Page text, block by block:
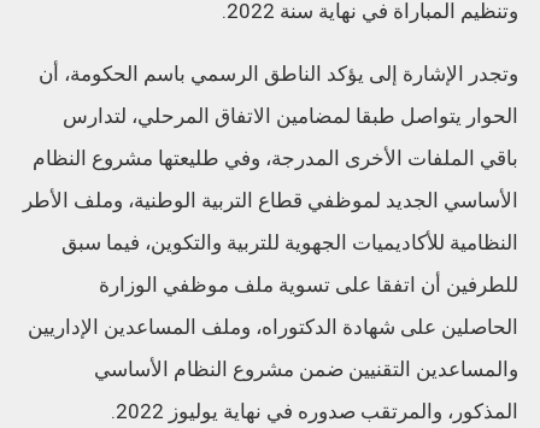
وتنظيم المباراة في نهاية سنة 2022.
وتجدر الإشارة إلى يؤكد الناطق الرسمي باسم الحكومة، أن
الحوار يتواصل طبقا لمضامين الاتفاق المرحلي، لتدارس
باقي الملفات الأخرى المدرجة، وفي طليعتها مشروع النظام
الأساسي الجديد لموظفي قطاع التربية الوطنية، وملف الأطر
النظامية للأكاديميات الجهوية للتربية والتكوين، فيما سبق
للطرفين أن اتفقا على تسوية ملف موظفي الوزارة
الحاصلين على شهادة الدكتوراه، وملف المساعدين الإداريين
والمساعدين التقنيين ضمن مشروع النظام الأساسي
المذكور، والمرتقب صدوره في نهاية يوليوز 2022.